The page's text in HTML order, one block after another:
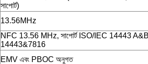
সাপোর্ট)
13.56MHz
NFC 13.56 MHz, সাপোর্ট ISO/IEC 14443
14443&7816
EMV এবং PBOC অনুগত